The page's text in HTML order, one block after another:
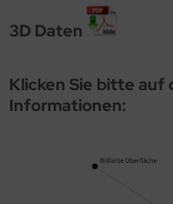
3D Daten
Klicken Sie bitte auf
Informationen: